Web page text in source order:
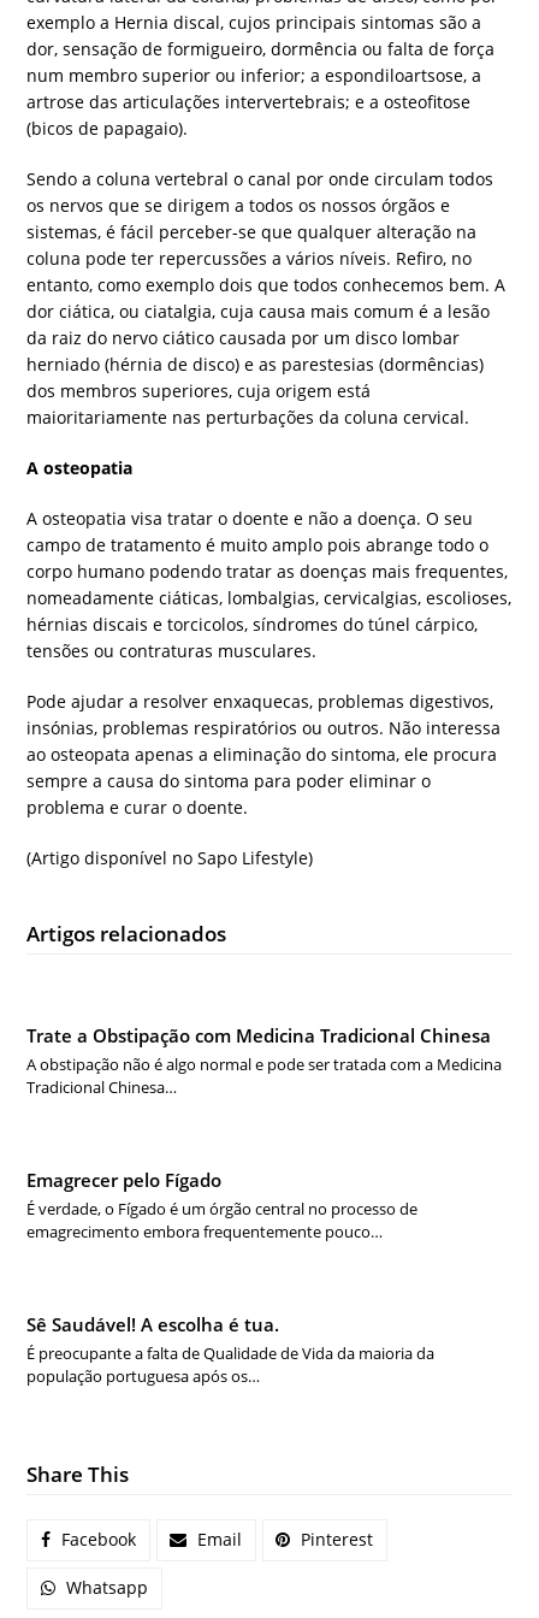
exemplo a Hernia discal, cujos principais sintomas são a
dor, sensação de formigueiro, dormência ou falta de força
num membro superior ou inferior; a espondiloartsose, a
artrose das articulações intervertebrais; e a osteofitose
(bicos de papagaio).
Sendo a coluna vertebral o canal por onde circulam todos
os nervos que se dirigem a todos os nossos órgãos e
sistemas, é fácil perceber-se que qualquer alteração na
coluna pode ter repercussões a vários níveis. Refiro, no
entanto, como exemplo dois que todos conhecemos bem. A
dor ciática, ou ciatalgia, cuja causa mais comum é a lesão
da raiz do nervo ciático causada por um disco lombar
herniado (hérnia de disco) e as parestesias (dormências)
dos membros superiores, cuja origem está
maioritariamente nas perturbações da coluna cervical.
A osteopatia
A osteopatia visa tratar o doente e não a doença. O seu
campo de tratamento é muito amplo pois abrange todo o
corpo humano podendo tratar as doenças mais frequentes,
nomeadamente ciáticas, lombalgias, cervicalgias, escolioses,
hérnias discais e torcicolos, síndromes do túnel cárpico,
tensões ou contraturas musculares.
Pode ajudar a resolver enxaquecas, problemas digestivos,
insónias, problemas respiratórios ou outros. Não interessa
ao osteopata apenas a eliminação do sintoma, ele procura
sempre a causa do sintoma para poder eliminar o
problema e curar o doente.
(Artigo disponível no Sapo Lifestyle)
Artigos relacionados
Trate a Obstipação com Medicina Tradicional Chinesa
A obstipação não é algo normal e pode ser tratada com a Medicina
Tradicional Chinesa…
Emagrecer pelo Fígado
É verdade, o Fígado é um órgão central no processo de
emagrecimento embora frequentemente pouco…
Sê Saudável! A escolha é tua.
É preocupante a falta de Qualidade de Vida da maioria da
população portuguesa após os…
Share This
Facebook Email Pinterest
Whatsapp